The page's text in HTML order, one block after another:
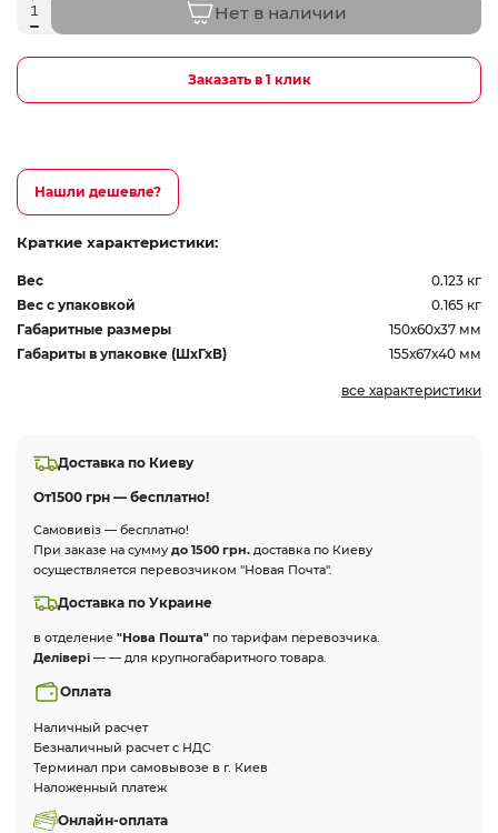
Нет в наличии
Заказать в 1 клик
Нашли дешевле?
Краткие характеристики:
Вес
0.123 кг
Вес с упаковкой
0.165 кг
Габаритные размеры
150х60х37 мм
Габариты в упаковке (ШхГхВ)
155х67х40 мм
все характеристики
Доставка по Киеву
От1500 грн — бесплатно!
Самовивіз — бесплатно!
При заказе на сумму до 1500 грн. доставка по Киеву
осуществляется перевозчиком "Новая Почта".
Доставка по Украине
в отделение "Нова Пошта" по тарифам перевозчика.
Делівері — — для крупногабаритного товара.
Оплата
Наличный расчет
Безналичный расчет с НДС
Терминал при самовывозе в г. Киев
Наложенный платеж
Онлайн-оплата